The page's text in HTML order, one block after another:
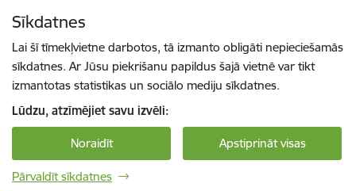
Sīkdatnes
Lai šī tīmekļvietne darbotos, tā izmanto obligāti nepieciešamās
sīkdatnes. Ar Jūsu piekrišanu papildus šajā vietnē var tikt
izmantotas statistikas un sociālo mediju sīkdatnes.
Lūdzu, atzīmējiet savu izvēli:
Noraidīt Apstiprināt visas
Pārvaldīt sīkdatnes